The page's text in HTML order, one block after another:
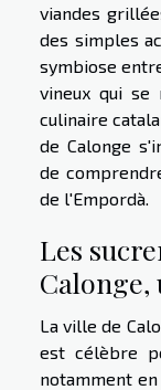
viandes
des simples
symbiose
vineux qui se
culinaire
de Calonge
de
de l'Empordà.
Les
Calonge,
La ville de
est célèbre
notamment